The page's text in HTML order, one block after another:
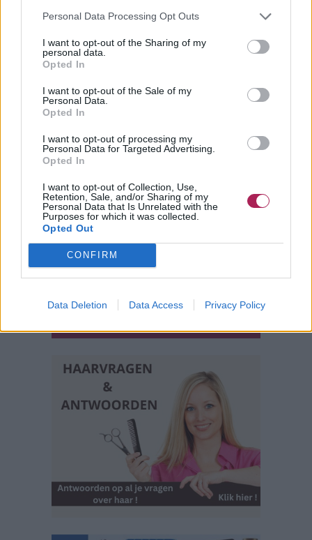
Personal Data Processing Opt Outs
I want to opt-out of the Sharing of my
personal data.
Opted In
I want to opt-out of the Sale of my
Personal Data.
Opted In
I want to opt-out of processing my
Personal Data for Targeted Advertising.
Opted In
I want to opt-out of Collection, Use,
Retention, Sale, and/or Sharing of my
Personal Data that Is Unrelated with the
Purposes for which it was collected.
Opted Out
CONFIRM
Data Deletion Data Access Privacy Policy